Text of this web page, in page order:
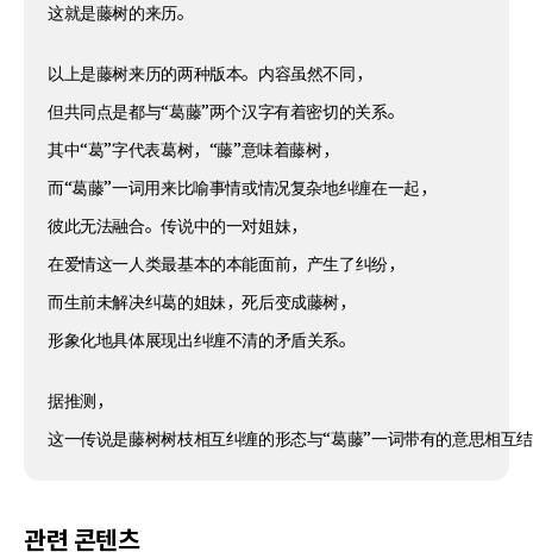
这就是藤树的来历。
以上是藤树来历的两种版本。内容虽然不同，
但共同点是都与“葛藤”两个汉字有着密切的关系。
其中“葛”字代表葛树，“藤”意味着藤树，
而“葛藤”一词用来比喻事情或情况复杂地纠缠在一起，
彼此无法融合。传说中的一对姐妹，
在爱情这一人类最基本的本能面前，产生了纠纷，
而生前未解决纠葛的姐妹，死后变成藤树，
形象化地具体展现出纠缠不清的矛盾关系。
据推测，
这一传说是藤树树枝相互纠缠的形态与“葛藤”一词带有的意思相互
관련 콘텐츠